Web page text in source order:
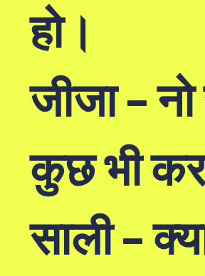
हो।
जीजा –
कुछ भी
साली –